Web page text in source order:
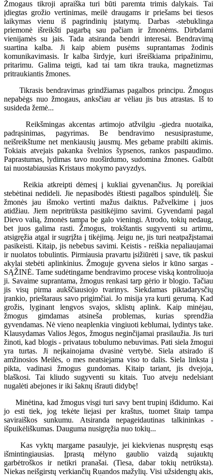
Žmogaus tikroji apraiška turi būti paremta trimis dalykais. Tai
įdiegtas grožio vertinimas, meilė draugams ir priešams bei tiesos
laikymas vienu iš pagrindinių įstatymų. Darbas -stebuklinga
priemonė išreikšti pagarbą sau pačiam ir žmonėms. Dirbdami
vienijamės su jais. Tada atsiranda bendri interesai. Bendravimą
suartina kalba. Ji kaip abiem pusėms suprantamas žodinis
komunikavimasis. Ir kalba širdyje, kuri išreiškiama pripažinimu,
pritarimu. Galima teigti, kad tai tam tikra trauka, magnetizmas
pritraukiantis žmones.
Tikrasis bendravimas grindžiamas pagalbos principu. Žmogus
nepabėgs nuo žmogaus, anksčiau ar vėliau jis bus atrastas. Iš to
susideda žemė...
Reikšmingas akcentas artimojo atžvilgiu -giedra nuotaika,
padrąsinimas, pagyrimas. Be bendravimo nesusiprastume,
neišreikštume net menkiausių jausmų. Mes gebame prabilti akimis.
Tokiais atvejais pakanka švelnios šypsenos, rankos paspaudimo.
Paprastumas, lydimas tavo nuoširdumo, sudomina žmones. Galbūt
tai nuostabiausias Kristaus mokymo pavyzdys.
Reikia atkreipti dėmesį į kukliai gyvenančius. Jų poreikiai
stebėtinai nedideli. Jie nepasibodės ištiesti pagalbos spindulėlį. Šie
žmonės jau išmoko vertinti mažus daiktus. Pažvelkime į juos
atidžiau. Jiem nepritrūksta pasitikėjimo savimi. Gyvendami pagal
Dievo valią, žmonės tampa be galo vieningi. Atrodo, tokių nedaug,
bet juos galima rasti. Žmogus, trokštantis sugyventi su artimu,
atsigręžia atgal ir sugrįžta į tikėjimą. Jeigu ne, jis turi neatpažįstamai
pasikeisti. Kitaip, jis nebebus savimi. Keistis - reiškia nepaliaujamai
ir nuolatos tobulintis. Pirmiausia pravartu įsižiūrėti į save, tik paskui
akylai stebėti aplinkinius. Žmoguje gyvena sielos ir kūno sargas -
SĄŽINĖ. Tame sudėtingame bendravimo procese viską kontroliuoja
ji. Savaime suprantama, žmogus renkasi tarp gėrio ir blogio. Tačiau
jis visų pirma aukščiausiojo tvarinys. Siekdamas piktadarysčių
įrankio, prieštaraus savo prigimčiai. Jo misija yra kurti gerumą. Kad
grožis, lyginant lengvos svajos, sklistų aplink. Kaip minėjau,
žmogus gimdamas atsineša problemas, kurias sprendžia
gyvendamas. Nė vieno neaplenkia vingiuoti keblumai, lydintys take.
Klausydamas Valios Jėgos, žmogus neginčijamai prasilaužia. Jis turi
žinoti, kad blogis - privataus tobulumo nebuvimas. Pati siela žmogui
yra turtas. Ji neįkainojama dvasinė vertybė. Siela atsirado iš
amžinosios Meilės, o mes neatsiejama viso to dalis. Siela linksta į
pikta, vadinasi žmogus gundomas. Kitaip tariant, jis dvejoja,
blaškosi. Tai kliudo sugyventi su kitais. Tuo atveju nedelsiant
nugalėti abejones ir iki šaknų išrauti didybę!
Minėtina, kad žmogus visgi turi savy bent trupinį išdidumo. Kai
jo esti tiek, jog tekėte liejasi per kraštus, tuomet šitaip tampa
saviraiškos sunkumu. Atsiranda nepageidautinas talkininkas -
išpuikėliškumas. Dauguma nusigręžia nuo tokių...
Kas vyktų margame pasaulyje, jei kiekvienas nuspręstų esąs
išmintingiausias. Įprastą mėlyno gaublio vaizdą sujauktų
garbėtroškos ir netikri pranašai. (Tiesa, dabar tokių netrūksta).
Niekas neišgirstų verkiančių Ruandos mažylių. Visi užsidengtų akis,